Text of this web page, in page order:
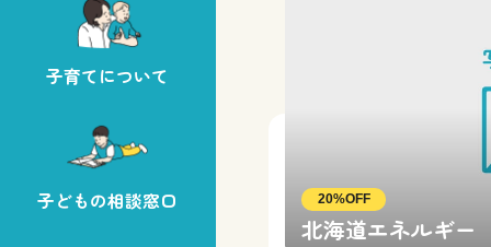
子育てについて
子どもの相談窓口 20%OFF
北海道エネルギ